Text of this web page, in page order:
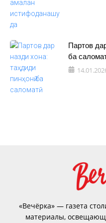
Партов
ба
«Вечёрка» — газета
материалы,